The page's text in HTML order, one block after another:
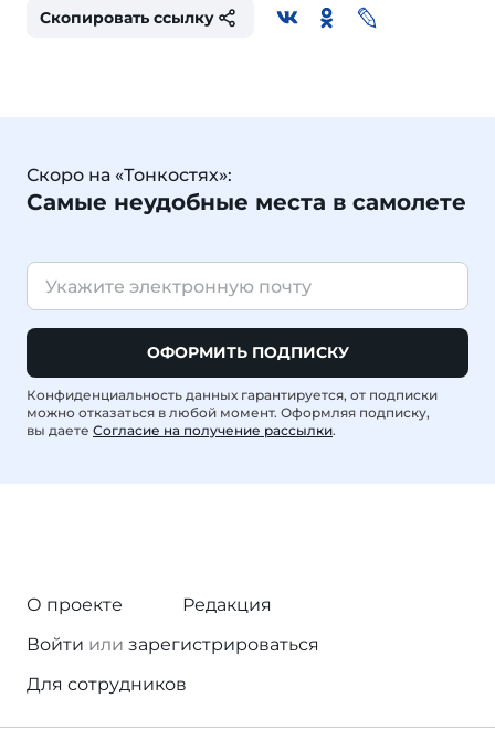
Скопировать ссылку
Скоро на «Тонкостях»:
Самые неудобные места в самолете
ОФОРМИТЬ ПОДПИСКУ
Конфиденциальность данных гарантируется, от подписки
можно отказаться в любой момент. Оформляя подписку,
вы даете Согласие на получение рассылки.
О проекте
Редакция
Войти или зарегистрироваться
Для сотрудников